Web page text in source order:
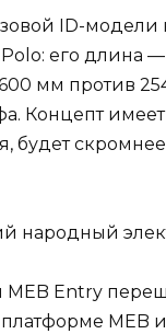
ID-модели
Polo: его
мм против
Концепт
будет
Entry
MEB